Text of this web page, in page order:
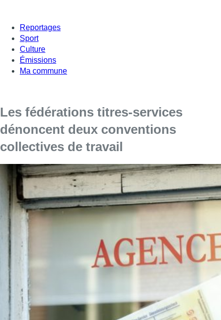
Reportages
Sport
Culture
Émissions
Ma commune
Les fédérations titres-services
dénoncent deux conventions
collectives de travail